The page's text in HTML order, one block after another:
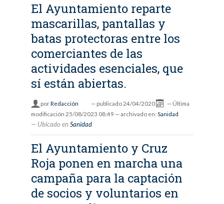
El Ayuntamiento reparte
mascarillas, pantallas y
batas protectoras entre los
comerciantes de las
actividades esenciales, que
sí están abiertas.
porRedacción — publicado 24/04/2020 — Última
modificación 25/08/2023 08:49 — archivado en: Sanidad
Ubicado en Sanidad
El Ayuntamiento y Cruz
Roja ponen en marcha una
campaña para la captación
de socios y voluntarios en